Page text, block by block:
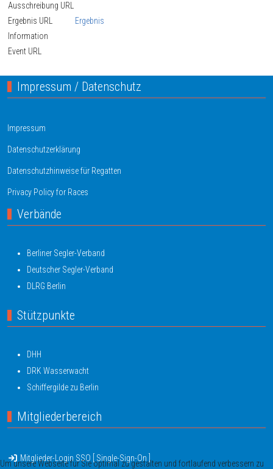
Ausschreibung URL
Ergebnis URL
Ergebnis
Information
Event URL
Impressum / Datenschutz
Impressum
Datenschutzerklärung
Datenschutzhinweise für Regatten
Privacy Policy for Races
Verbände
Berliner Segler-Verband
Deutscher Segler-Verband
DLRG Berlin
Stützpunkte
DHH
DRK Wasserwacht
Schiffergilde zu Berlin
Mitgliederbereich
Mitglieder-Login SSO [ Single-Sign-On ]
Um unsere Webseite für Sie optimal zu gestalten und fortlaufend verbessern zu